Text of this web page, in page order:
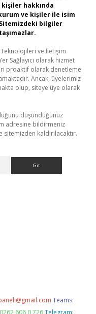
hakkında
ve kişiler ile isim
bilgiler
Teknolojileri ve İletişim
Sağlayıcı olarak hizmet
proaktif olarak denetleme
Ancak, üyelerimiz
olup, siteye üye olarak
düşündüğünüz
adresine bildirmeniz
kaldırılacaktır.
Teams:
606 0 726 Telegram: